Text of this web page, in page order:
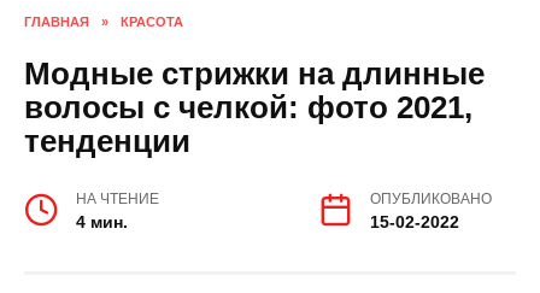
ГЛАВНАЯ » КРАСОТА
Модные стрижки на длинные
волосы с челкой: фото 2021,
тенденции
НА ЧТЕНИЕ
4 мин.
ОПУБЛИКОВАНО
15-02-2022